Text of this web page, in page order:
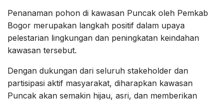
Penanaman pohon di kawasan Puncak oleh Pemkab
Bogor merupakan langkah positif dalam upaya
pelestarian lingkungan dan peningkatan keindahan
kawasan tersebut.
Dengan dukungan dari seluruh stakeholder dan
partisipasi aktif masyarakat, diharapkan kawasan
Puncak akan semakin hijau, asri, dan memberikan